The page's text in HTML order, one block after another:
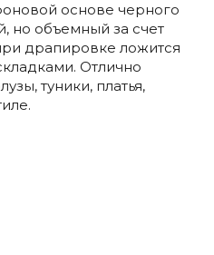
основе черного
но объемный за счет
драпировке ложится
Отлично
туники, платья,